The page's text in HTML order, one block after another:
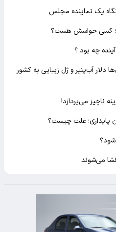
نگاه یک نماینده مجلس
چه بود ؟
آب‌پنیر و ژل زیبایی به کشور
ناچیز می‌پردازد!
پایداری؛ علت چیست؟
می‌شوند